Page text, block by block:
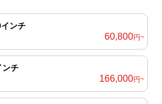
ンチ
60,800円~
ンチ
166,000円~